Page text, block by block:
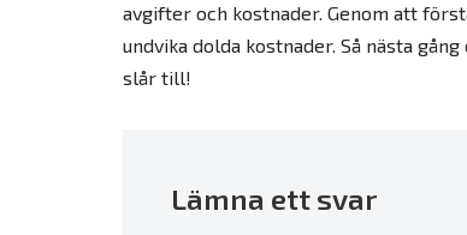
avgifter och kostnader. Genom att
undvika dolda kostnader. Så nästa
slår till!
Lämna ett svar